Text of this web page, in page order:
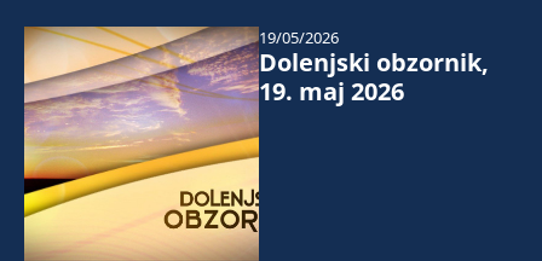
Dolenjski obzornik,
19. maj 2026
19/05/2026